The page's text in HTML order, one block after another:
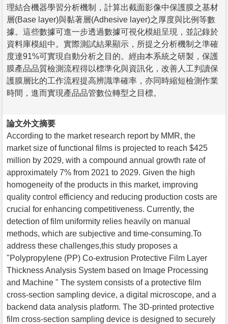
理結合機器學習分析機制，計算出截面影像中保護膜之基材
層(Base layer)與黏著層(Adhesive layer)之厚度與比例等數
據。這些數據可進一步透過數據可視化模組呈現，並記錄於
資料庫模組中。實際測試結果顯示，所提之分析機制之準確
度達91%可實現自動分析之目的。經由本系統之研製，保護
膜產品品質檢測流程得以標準化與資訊化，改善人工判讀保
護膜層比的工作流程提高辨識準確率，亦同時縮短檢測作業
時間，進而實現產品品管數位轉型之目標。
論文外文摘要
According to the market research report by MMR, the
market size of functional films is projected to reach $425
million by 2029, with a compound annual growth rate of
approximately 7% from 2021 to 2029. Given the high
homogeneity of the products in this market, improving
quality control efficiency and reducing production costs are
crucial for enhancing competitiveness. Currently, the
detection of film uniformity relies heavily on manual
methods, which are subjective and time-consuming.To
address these challenges,this study proposes a
"Polypropylene (PP) Co-extrusion Protective Film Layer
Thickness Analysis System based on Image Processing
and Machine " The system consists of a protective film
cross-section sampling device, a digital microscope, and a
backend data analysis platform. The 3D-printed protective
film cross-section sampling device is designed to securely